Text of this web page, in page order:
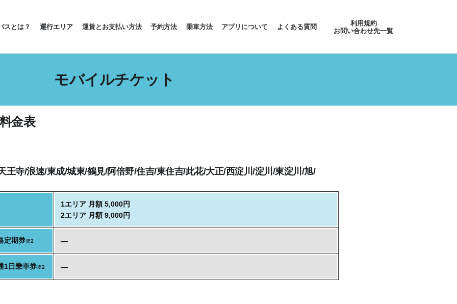
スとは？ 運行エリア 運賃とお支払い方法 予約方法 乗車方法 アプリについて よくある質問
利用規約
お問い合わせ先一覧
モバイルチケット
金表
王寺/浪速/東成/城東/鶴見/阿倍野/住吉/東住吉/此花/大正/西淀川/淀川/東淀川/旭/
1エリア 月額 5,000円
2エリア 月額 9,000円
定期券※2 ―
1日乗車券※2 ―